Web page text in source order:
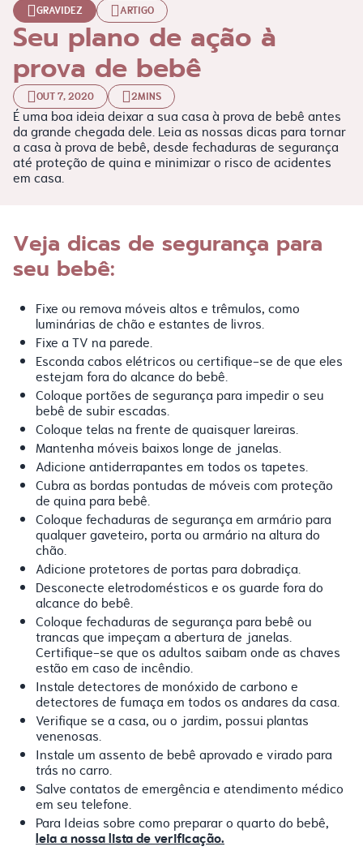
GRAVIDEZ ARTIGO
Seu plano de ação à
prova de bebê
OUT 7, 2020 2MINS
É uma boa ideia deixar a sua casa à prova de bebê antes
da grande chegada dele. Leia as nossas dicas para tornar
a casa à prova de bebê, desde fechaduras de segurança
até proteção de quina e minimizar o risco de acidentes
em casa.
Veja dicas de segurança para
seu bebê:
Fixe ou remova móveis altos e trêmulos, como
luminárias de chão e estantes de livros.
Fixe a TV na parede.
Esconda cabos elétricos ou certifique-se de que eles
estejam fora do alcance do bebê.
Coloque portões de segurança para impedir o seu
bebê de subir escadas.
Coloque telas na frente de quaisquer lareiras.
Mantenha móveis baixos longe de janelas.
Adicione antiderrapantes em todos os tapetes.
Cubra as bordas pontudas de móveis com proteção
de quina para bebê.
Coloque fechaduras de segurança em armário para
qualquer gaveteiro, porta ou armário na altura do
chão.
Adicione protetores de portas para dobradiça.
Desconecte eletrodomésticos e os guarde fora do
alcance do bebê.
Coloque fechaduras de segurança para bebê ou
trancas que impeçam a abertura de janelas.
Certifique-se que os adultos saibam onde as chaves
estão em caso de incêndio.
Instale detectores de monóxido de carbono e
detectores de fumaça em todos os andares da casa.
Verifique se a casa, ou o jardim, possui plantas
venenosas.
Instale um assento de bebê aprovado e virado para
trás no carro.
Salve contatos de emergência e atendimento médico
em seu telefone.
Para Ideias sobre como preparar o quarto do bebê,
leia a nossa lista de verificação.